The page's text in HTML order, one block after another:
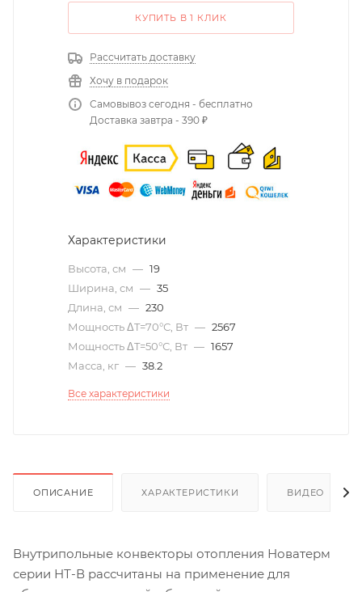
КУПИТЬ В 1 КЛИК
Рассчитать доставку
Хочу в подарок
Самовывоз сегодня - бесплатно
Доставка завтра - 390 ₽
Характеристики
Высота, см — 19
Ширина, см — 35
Длина, см — 230
Мощность ΔT=70°С, Вт — 2567
Мощность ΔT=50°С, Вт — 1657
Масса, кг — 38.2
Все характеристики
ОПИСАНИЕ ХАРАКТЕРИСТИКИ ВИДЕО (6)
Внутрипольные конвекторы отопления Новатерм
серии НТ-В рассчитаны на применение для